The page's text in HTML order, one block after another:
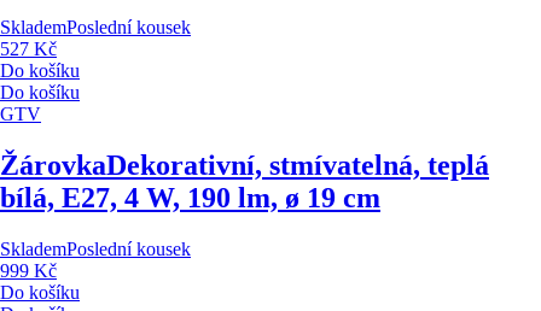
SklademPoslední kousek
527 Kč
Do košíku
Do košíku
GTV
ŽárovkaDekorativní, stmívatelná, teplá
bílá, E27, 4 W, 190 lm, ø 19 cm
SklademPoslední kousek
999 Kč
Do košíku